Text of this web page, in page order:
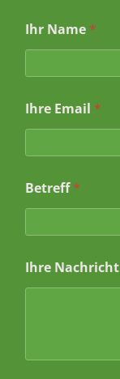
*
I
r
Ihr Name *
Ihre Email *
Betreff*
Ihre Nachricht